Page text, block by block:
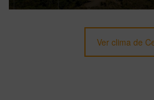
Ver clima de